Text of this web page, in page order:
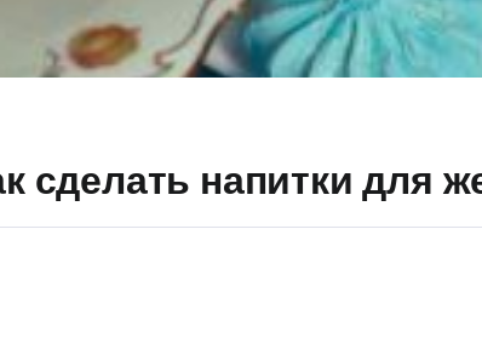
сделать напитки для